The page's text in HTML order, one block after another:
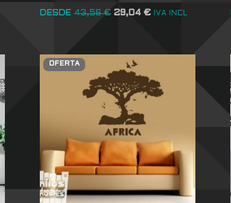
DESDE 43,56€ 29,04€ IVA INCL
OFERTA